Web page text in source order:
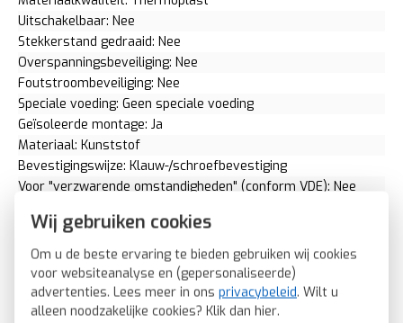
Wij gebruiken cookies
Om u de beste ervaring te bieden gebruiken wij cookies
voor websiteanalyse en (gepersonaliseerde)
advertenties. Lees meer in ons privacybeleid. Wilt u
alleen noodzakelijke cookies? Klik dan hier.
Uitschakelbaar: Nee
Stekkerstand gedraaid: Nee
Overspanningsbeveiliging: Nee
Foutstroombeveiliging: Nee
Speciale voeding: Geen speciale voeding
Geïsoleerde montage: Ja
Materiaal: Kunststof
Bevestigingswijze: Klauw-/schroefbevestiging
Voor "verzwarende omstandigheden" (conform VDE): Nee
RAL-nummer (vergelijkbaar): 9010
Slagvastheid: IK05
Transparant: Nee
Uitvoering oppervlakte: Mat
Met glaszekering: Nee